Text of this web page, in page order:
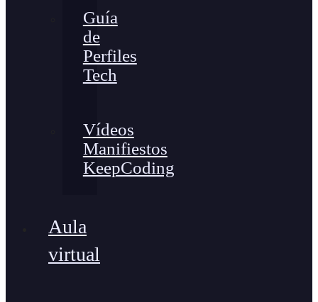
Guía
de
Perfiles
Tech
Vídeos
Manifiestos
KeepCoding
Aula
virtual